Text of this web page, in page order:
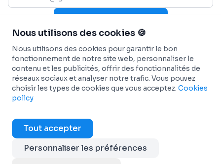
PLAN DU SITE
Page d'accueil
Secteurs
Pourquoi Dadycar
Tarification
AIDE
Nous contacter
SECTEURS
Service et maintenance
Santé et services d’urgence
Flottes commerciales
BTP
Transport Frigorifique
Services de Coursier
Transport et logistique
FONCTIONNALITÉS
Tableau de bord personnalisé
Suivi télématique en temps réel
Maintenance prédictive et automatisée
Automatisation des flux de travail
Gestion des dépenses opérationnelles
Gestion des sinistres et des amendes
SOLUTIONS
Géolocalisation et suivi de flotte
Autopartage en entreprise
Dadycar Garages
INTÉGRATIONS
Véhicules connectés - OEM
Cartes carburant
Partenaires de maintenance
INFO
Cookies policy
Copyright © 2025 Dadycar Solutions Tous droits
Nous utilisons des cookies 🍪
Nous utilisons des cookies pour garantir le bon
fonctionnement de notre site web, personnaliser le
contenu et les publicités, offrir des fonctionnalités de
réseaux sociaux et analyser notre trafic. Vous pouvez
choisir les types de cookies que vous acceptez. Cookies
policy
Tout accepter
Personnaliser les préférences